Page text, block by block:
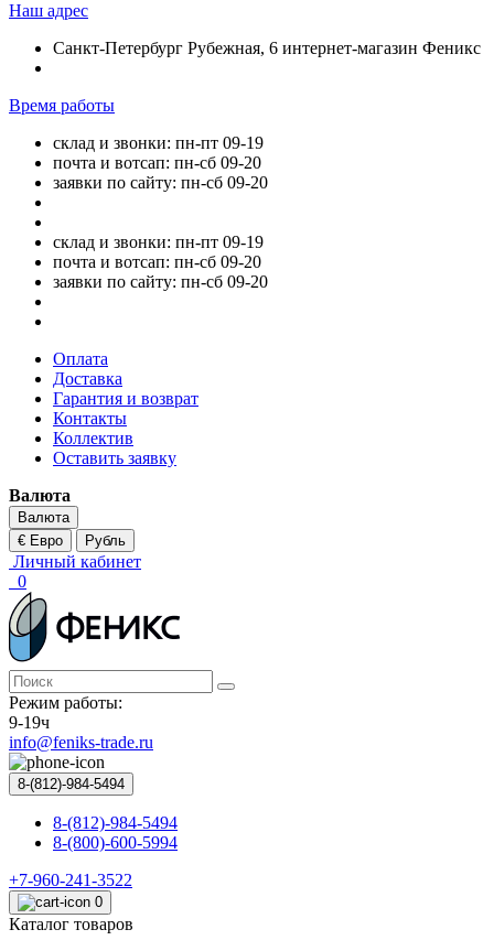
Наш адрес
Санкт-Петербург Рубежная, 6 интернет-магазин Феникс
Время работы
склад и звонки: пн-пт 09-19
почта и вотсап: пн-сб 09-20
заявки по сайту: пн-сб 09-20
склад и звонки: пн-пт 09-19
почта и вотсап: пн-сб 09-20
заявки по сайту: пн-сб 09-20
Оплата
Доставка
Гарантия и возврат
Контакты
Коллектив
Оставить заявку
Валюта
Валюта
€ Евро
Рубль
Личный кабинет
0
Режим работы:
9-19ч
info@feniks-trade.ru
8-(812)-984-5494
8-(812)-984-5494
8-(800)-600-5994
+7-960-241-3522
0
Каталог товаров